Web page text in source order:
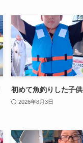
初めて魚釣りした子供
2026年8月3日